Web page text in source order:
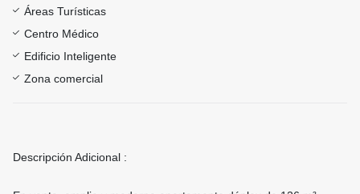
Áreas Turísticas
Centro Médico
Edificio Inteligente
Zona comercial
Descripción Adicional :